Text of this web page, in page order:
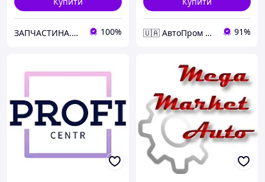
ЗАПЧАСТИНА.com 100% 🇺🇦 АвтоПром 🇺🇦 91%